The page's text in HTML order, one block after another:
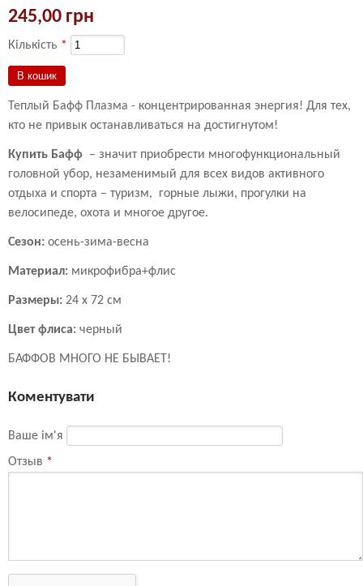
245,00 грн
Кількість *
Теплый Бафф Плазма - концентрированная энергия! Для тех,
кто не привык останавливаться на достигнутом!
Купить Бафф – значит приобрести многофункциональный
головной убор, незаменимый для всех видов активного
отдыха и спорта – туризм, горные лыжи, прогулки на
велосипеде, охота и многое другое.
Сезон: осень-зима-весна
Материал: микрофибра+флис
Размеры: 24 х 72 см
Цвет флиса: черный
БАФФОВ МНОГО НЕ БЫВАЕТ!
Коментувати
Ваше ім'я
Отзыв *